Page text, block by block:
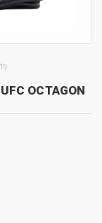
OCTAGON